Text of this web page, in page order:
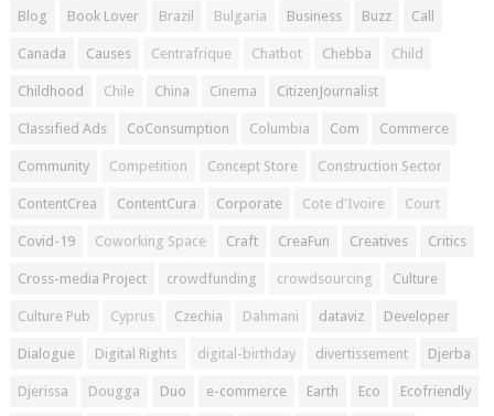
Blog Book Lover Brazil Bulgaria Business Buzz Call
Canada Causes Centrafrique Chatbot Chebba Child
Childhood Chile China Cinema CitizenJournalist
Classified Ads CoConsumption Columbia Com Commerce
Community Competition Concept Store Construction Sector
ContentCrea ContentCura Corporate Cote d'Ivoire Court
Covid-19 Coworking Space Craft CreaFun Creatives Critics
Cross-media Project crowdfunding crowdsourcing Culture
Culture Pub Cyprus Czechia Dahmani dataviz Developer
Dialogue Digital Rights digital-birthday divertissement Djerba
Djerissa Dougga Duo e-commerce Earth Eco Ecofriendly